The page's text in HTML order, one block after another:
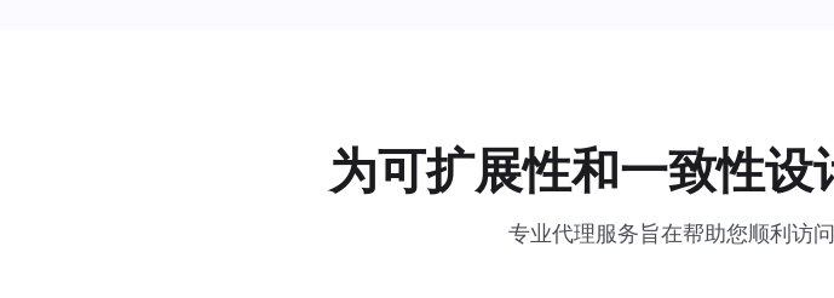
为可扩展性和一致性
专业代理服务旨在帮助您顺利访